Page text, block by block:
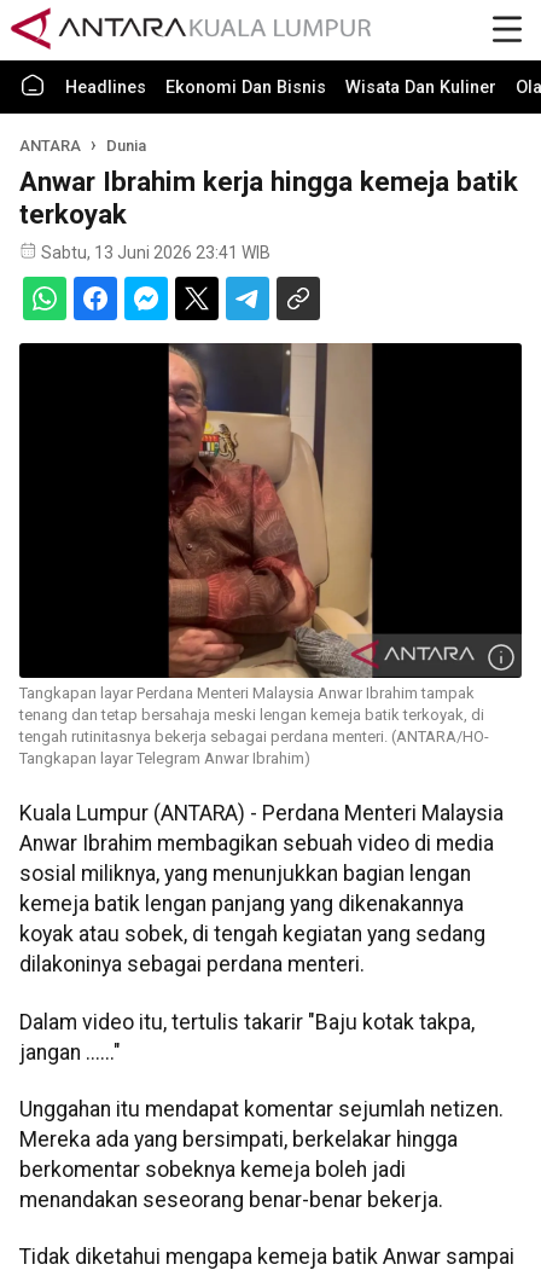
Headlines Ekonomi Dan Bisnis Wisata Dan Kuliner
ANTARA Dunia
Anwar Ibrahim kerja hingga kemeja batik
terkoyak
Sabtu, 13 Juni 2026 23:41 WIB
Tangkapan layar Perdana Menteri Malaysia Anwar Ibrahim tampak
tenang dan tetap bersahaja meski lengan kemeja batik terkoyak, di
tengah rutinitasnya bekerja sebagai perdana menteri. (ANTARA/HO-
Tangkapan layar Telegram Anwar Ibrahim)
Kuala Lumpur (ANTARA) - Perdana Menteri Malaysia
Anwar Ibrahim membagikan sebuah video di media
sosial miliknya, yang menunjukkan bagian lengan
kemeja batik lengan panjang yang dikenakannya
koyak atau sobek, di tengah kegiatan yang sedang
dilakoninya sebagai perdana menteri.
Dalam video itu, tertulis takarir "Baju kotak takpa,
jangan ......"
Unggahan itu mendapat komentar sejumlah netizen.
Mereka ada yang bersimpati, berkelakar hingga
berkomentar sobeknya kemeja boleh jadi
menandakan seseorang benar-benar bekerja.
Tidak diketahui mengapa kemeja batik Anwar sampai